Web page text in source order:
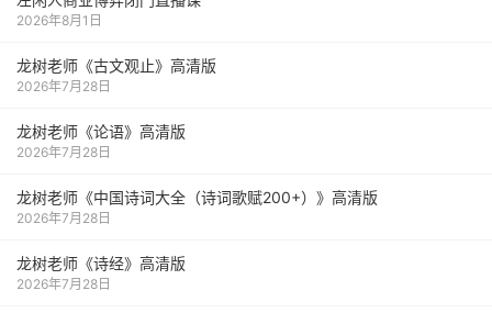
2026年8月1日
龙树老师《古文观止》高清版
2026年7月28日
龙树老师《论语》高清版
2026年7月28日
龙树老师《中国诗词大全（诗词歌赋200+）》高清版
2026年7月28日
龙树老师《诗经》高清版
2026年7月28日